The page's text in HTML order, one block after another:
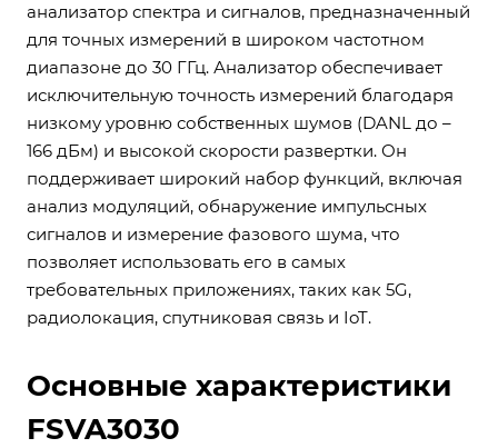
анализатор спектра и сигналов, предназначенный
для точных измерений в широком частотном
диапазоне до 30 ГГц. Анализатор обеспечивает
исключительную точность измерений благодаря
низкому уровню собственных шумов (DANL до –
166 дБм) и высокой скорости развертки. Он
поддерживает широкий набор функций, включая
анализ модуляций, обнаружение импульсных
сигналов и измерение фазового шума, что
позволяет использовать его в самых
требовательных приложениях, таких как 5G,
радиолокация, спутниковая связь и IoT.
Основные характеристики
FSVA3030